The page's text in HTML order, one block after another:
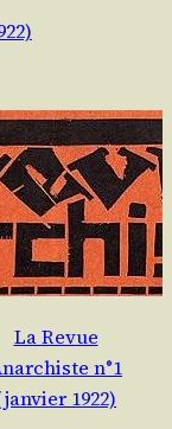
La Revue
n°1
1922)